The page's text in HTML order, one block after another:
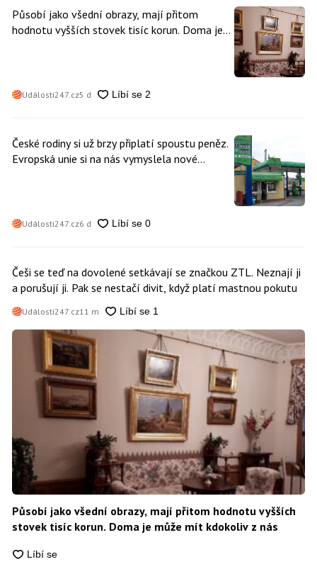
Působí jako všední obrazy, mají přitom
hodnotu vyšších stovek tisíc korun. Doma je
Události247.cz5 d
České rodiny si už brzy připlatí spoustu peněz.
Evropská unie si na nás vymyslela nové
Události247.cz6 d
Češi se teď na dovolené setkávají se značkou ZTL. Neznají ji
a porušují ji. Pak se nestačí divit, když platí mastnou pokutu
Události247.cz11 m
Působí jako všední obrazy, mají přitom hodnotu vyšších
stovek tisíc korun. Doma je může mít kdokoliv z nás